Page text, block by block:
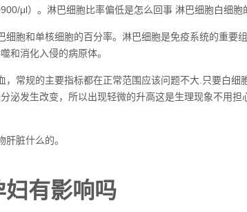
μl）。淋巴细胞比率偏低是怎么回事 淋巴细胞白细胞
胞和单核细胞的百分率。淋巴细胞是免疫系统的重要
和消化入侵的病原体。
常规的主要指标都在正常范围应该问题不大.只要白
泌发生改变，所以出现轻微的升高这是生理现象不用
脏什么的。
有影响吗